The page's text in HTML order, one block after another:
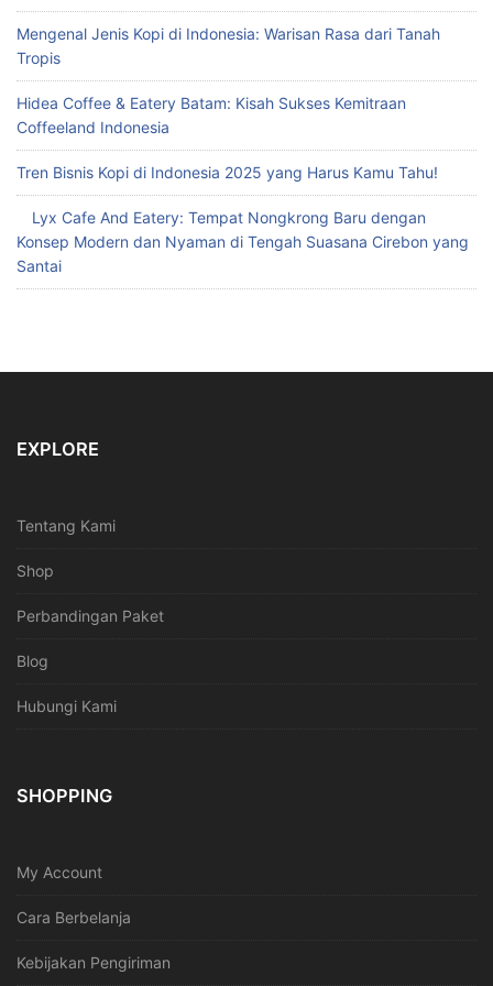
Mengenal Jenis Kopi di Indonesia: Warisan Rasa dari Tanah
Tropis
Hidea Coffee & Eatery Batam: Kisah Sukses Kemitraan
Coffeeland Indonesia
Tren Bisnis Kopi di Indonesia 2025 yang Harus Kamu Tahu!
Lyx Cafe And Eatery: Tempat Nongkrong Baru dengan
Konsep Modern dan Nyaman di Tengah Suasana Cirebon yang
Santai
EXPLORE
Tentang Kami
Shop
Perbandingan Paket
Blog
Hubungi Kami
SHOPPING
My Account
Cara Berbelanja
Kebijakan Pengiriman